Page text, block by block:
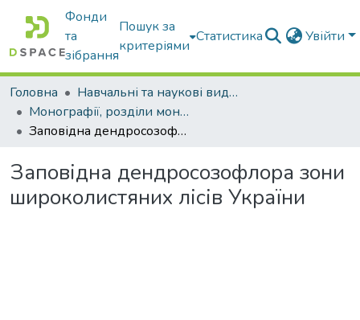
Фонди
та
зібрання
Пошук за
критеріями
Статистика Увійти
Головна
Навчальні та наукові видання
Монографії, розділи монографій, доповіді
Заповідна дендросозофлора зони широколистяних лісів України
Заповідна дендросозофлора зони
широколистяних лісів України